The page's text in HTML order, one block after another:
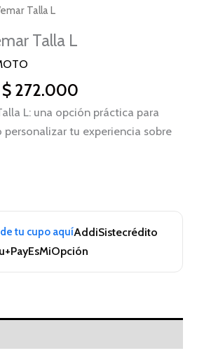
Talla L
Talla L
$272.000
L: una opción práctica para
tu experiencia sobre
tu cupo aquíAddiSistecrédito
EsMiOpción